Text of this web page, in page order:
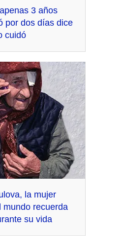
3 años
por dos días dice
cuidó
la mujer
mundo recuerda
su vida